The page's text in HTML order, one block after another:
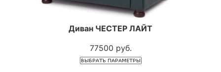
Диван ЧЕСТЕР ЛАЙТ
77500 руб.